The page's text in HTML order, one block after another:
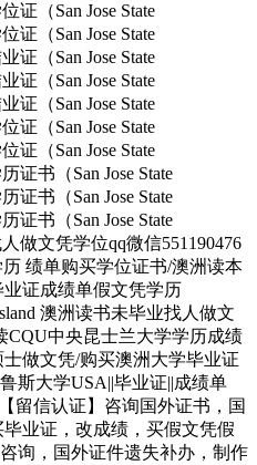
证（San Jose State
证（San Jose State
证（San Jose State
证（San Jose State
证（San Jose State
证（San Jose State
证（San Jose State
证书（San Jose State
证书（San Jose State
证书（San Jose State
做文凭学位qq微信551190476
绩单购买学位证书/澳洲读本
证成绩单假文凭学历
澳洲读书未毕业找人做文
CQU中央昆士兰大学学历成绩
做文凭/购买澳洲大学毕业证
斯大学USA||毕业证||成绩单
留信认证】咨询国外证书，国
业证，改成绩，买假文凭假
询，国外证件遗失补办，制作